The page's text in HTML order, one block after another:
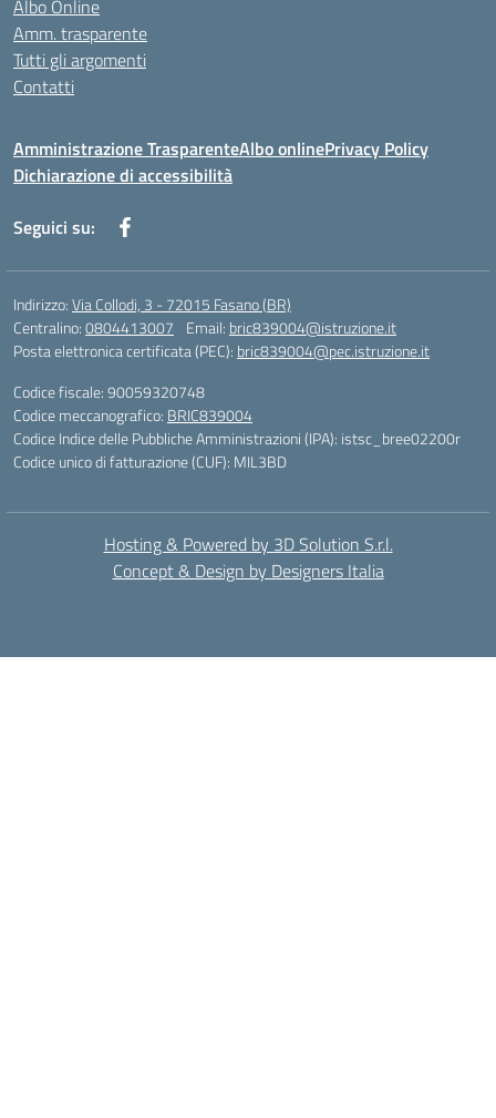
Albo Online
Amm. trasparente
Tutti gli argomenti
Contatti
Amministrazione TrasparenteAlbo onlinePrivacy Policy
Dichiarazione di accessibilità
Seguici su:
Indirizzo:Via Collodi, 3 - 72015 Fasano (BR)
Centralino:0804413007 Email: bric839004@istruzione.it
Posta elettronica certificata (PEC): bric839004@pec.istruzione.it
Codice fiscale: 90059320748
Codice meccanografico: BRIC839004
Codice Indice delle Pubbliche Amministrazioni (IPA): istsc_bree02200r
Codice unico di fatturazione (CUF): MIL3BD
Hosting & Powered by 3D Solution S.r.l.
Concept & Design by Designers Italia